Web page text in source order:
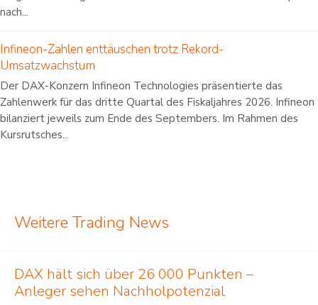
nach...
Infineon-Zahlen enttäuschen trotz Rekord-
Umsatzwachstum
Der DAX-Konzern Infineon Technologies präsentierte das
Zahlenwerk für das dritte Quartal des Fiskaljahres 2026. Infineon
bilanziert jeweils zum Ende des Septembers. Im Rahmen des
Kursrutsches...
Weitere Trading News
DAX hält sich über 26 000 Punkten –
Anleger sehen Nachholpotenzial